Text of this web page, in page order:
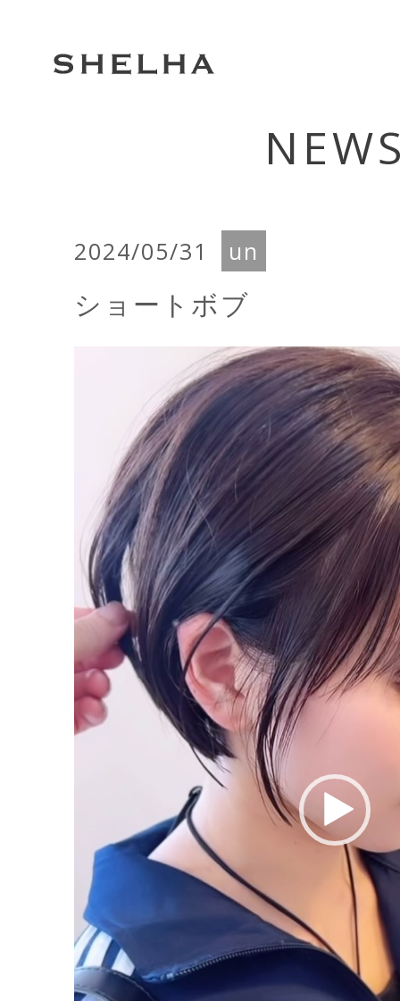
2024/05/31 un
ショートボブ
ー
ヤ
ー